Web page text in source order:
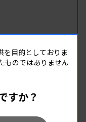
を目的としておりま
ものではありません
すか？